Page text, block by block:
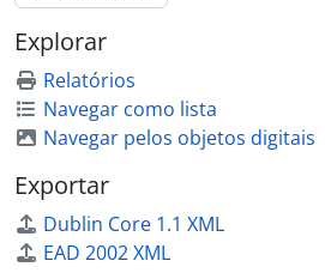
[Item] Encerramento do 4º
[Item] Êxito do 2º
[Item] Notícias
Explorar
Relatórios
Navegar como lista
Navegar pelos objetos digitais
Exportar
Dublin Core 1.1 XML
EAD 2002 XML